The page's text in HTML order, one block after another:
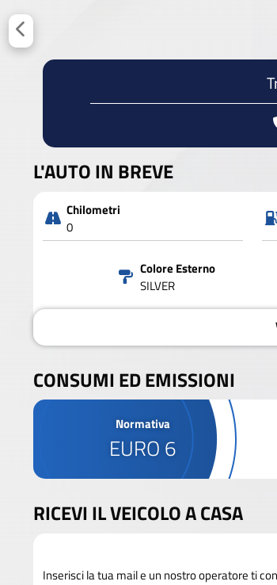
L'AUTO IN BREVE
Chilometri
0
Colore Esterno
SILVER
CONSUMI ED EMISSIONI
Normativa
EURO 6
RICEVI IL VEICOLO A CASA
Inserisci la tua mail e un nostro operatore ti